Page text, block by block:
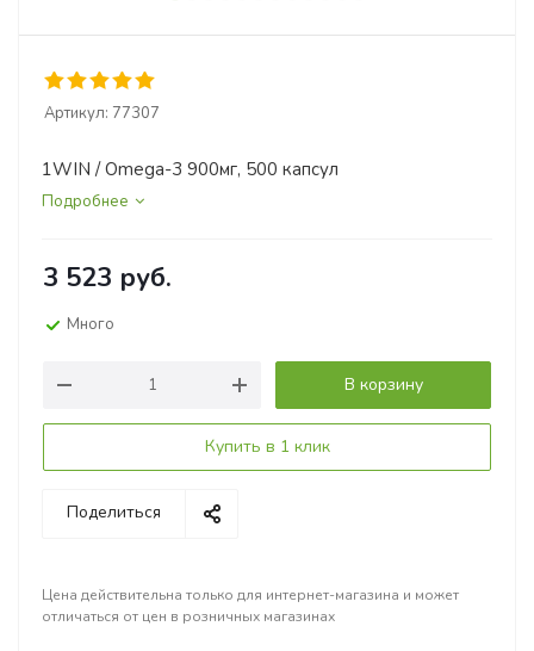
Артикул: 77307
1WIN / Omega-3 900мг, 500 капсул
Подробнее
3 523 руб.
Много
В корзину
Купить в 1 клик
Поделиться
Цена действительна только для интернет-магазина и может
отличаться от цен в розничных магазинах